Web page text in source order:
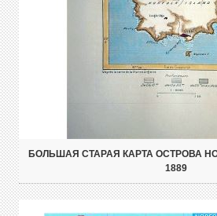
БОЛЬШАЯ СТАРАЯ КАРТА ОСТРОВА
1889